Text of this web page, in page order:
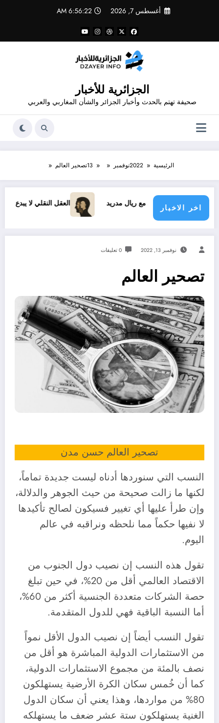
أغسطس 7, 2026 6:56:22 AM
الجزائرية للأخبار
صحيفة تهتم بالحدث وأخبار الجزائر والشأن المغاربي والعربي
الرئيسية 2022نوفمبر 13تصحير العالم
اخر الاخبار
الجديد مع ريال مدريد العقل النقلي لا يبدع حتى في
نوفمبر 13, 2022 0 تعليقات
تصحير العالم
تصحير العالم حسن مدن
النسب التي سنوردها أدناه ليست جديدة تماماً،
لكنها ما زالت صحيحة من حيث الجوهر والدلالة،
وإن طرأ عليها أي تغيير فسيكون لصالح تأكيدها
لا نفيها حكماً مما نلحظه ونراقبه في عالم
اليوم.
تقول هذه النسب إن نصيب دول الجنوب من
الاقتصاد العالمي أقل من 20%، في حين تبلغ
حصة الشركات متعددة الجنسية أكثر من 60%،
أما النسبة الباقية فهي للدول المتقدمة.
تقول النسب أيضاً إن نصيب الدول الأقل نمواً
من الاستثمارات الدولية المباشرة هو أقل من
نصف بالمئة من مجموع الاستثمارات الدولية،
كما أن خُمس سكان الكرة الأرضية يستهلكون
80% من مواردها، وهذا يعني أن سكان الدول
الغنية يستهلكون ستة عشر ضعف ما يستهلكه